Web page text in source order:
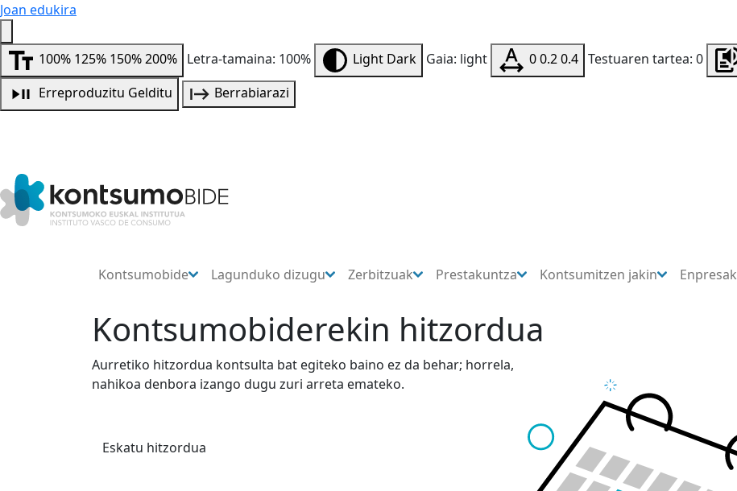
Joan edukira
100% 125% 150%200% Letra-tamaina: 100% Light Dark Gaia: light 00.20.4 Testuaren tartea: 0
Erreproduzitu Gelditu Berrabiarazi
Kontsumobide Lagunduko dizugu Zerbitzuak Prestakuntza Kontsumitzen jakin Enpresak
Kontsumobiderekin hitzordua
Aurretiko hitzordua kontsulta bat egiteko baino ez da behar; horrela,
nahikoa denbora izango dugu zuri arreta emateko.
Eskatu hitzordua